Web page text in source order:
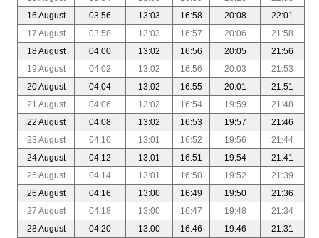
16 August
03:56 13:03 16:58 20:08
22:01
17 August
03:58 13:03 16:57 20:06
21:58
18 August
04:00 13:02 16:56 20:05
21:56
19 August
04:02 13:02 16:56 20:03
21:53
20 August
04:04 13:02 16:55 20:01
21:51
21 August
04:06 13:02 16:54 19:59
21:48
22 August
04:08 13:02 16:53 19:57
21:46
23 August
04:10 13:01 16:52 19:56
21:44
24 August
04:12 13:01 16:51 19:54
21:41
25 August
04:14 13:01 16:50 19:52
21:39
26 August
04:16 13:00 16:49 19:50
21:36
27 August
04:18 13:00 16:47 19:48
21:34
28 August
04:20 13:00 16:46 19:46
21:31